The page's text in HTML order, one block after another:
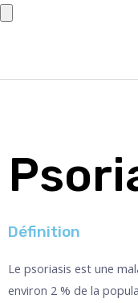
Aller
Définition
Le psoriasis est une
environ 2 % de la